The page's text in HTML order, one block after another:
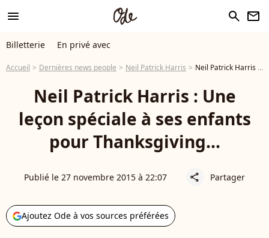
menu search newsletter
Billetterie En privé avec
Accueil Dernières news people Neil Patrick Harris Neil Patrick Harris : Une leçon spéciale à ses enfants pour Thanksgiving...
Neil Patrick Harris : Une
leçon spéciale à ses enfants
pour Thanksgiving...
Publié le 27 novembre 2015 à 22:07 share Partager
Ajoutez Ode à vos sources préférées